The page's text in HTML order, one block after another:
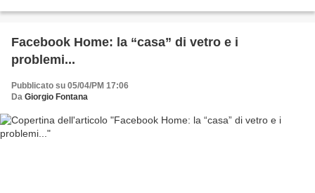
Facebook Home: la “casa” di vetro e i
problemi...
Pubblicato su 05/04/PM 17:06
Da Giorgio Fontana